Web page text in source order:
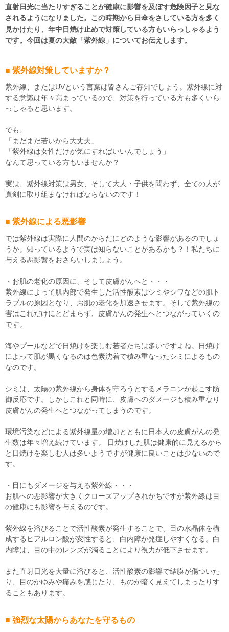
直射日光に当たりすぎることが健康に影響を及ぼす危険因子と見な
されるようになりました。この時期から日傘をさしている方を多く
見かけたり、年中日焼け止めで対策している方もいらっしゃるよう
です。今回は夏の大敵「紫外線」についてお伝えします。
■ 紫外線対策していますか？
紫外線、またはUVという言葉は皆さんご存知でしょう。紫外線に対
する意識は年々高まっているので、対策を行っている方も多くいら
っしゃると思います。
でも、
「まだまだ若いから大丈夫」
「紫外線は女性だけが気にすればいいんでしょう」
なんて思っている方もいませんか？
実は、紫外線対策は男女、そして大人・子供を問わず、全ての人が
真剣に取り組まなければならないのです！
■ 紫外線による悪影響
では紫外線は実際に人間のからだにどのような影響があるのでしょ
うか。知っているようで実は知らないことがあるかも？！私たちに
与える悪影響をおさらいしましょう。
・お肌の老化の原因に、そして皮膚がんへと・・・
紫外線によって肌内部で発生した活性酸素はシミやシワなどの肌ト
ラブルの原因となり、お肌の老化を加速させます。そして紫外線の
害はこれだけにとどまらず、皮膚がんの発生へとつながっていくの
です。
海やプールなどで日焼けを楽しむ若者たちは多いですよね。日焼け
によって肌が黒くなるのは色素沈着で積み重なったシミによるもの
なのです。
シミは、太陽の紫外線から身体を守ろうとするメラニンが起こす防
御反応です。しかしこれと同時に、皮膚へのダメージも積み重なり
皮膚がんの発生へとつながってしまうのです。
環境汚染などによる紫外線量の増加とともに日本人の皮膚がんの発
生数は年々増え続けています。 日焼けした肌は健康的に見えるから
と日焼けを楽しむ人は多いようですが健康に良いことは少ないので
す。
・目にもダメージを与える紫外線・・・
お肌への悪影響が大きくクローズアップされがちですが紫外線は目
の健康にも影響を与えるのです。
紫外線を浴びることで活性酸素が発生することで、目の水晶体を構
成するヒアルロン酸が変性すると、白内障が発症しやすくなる。白
内障は、目の中のレンズが濁ることにより視力が低下させます。
また直射日光を大量に浴びると、活性酸素の影響で結膜が傷ついた
り、目のかゆみや痛みを感じたり、ものが暗く見えてしまったりす
ることもあります。
■ 強烈な太陽からあなたを守るもの